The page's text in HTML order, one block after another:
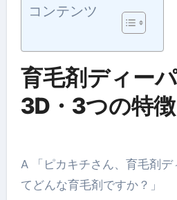
コンテンツ
育毛剤ディー
3D・3つの特徴
A 「ピカキチさん、育毛剤
てどんな育毛剤ですか？」